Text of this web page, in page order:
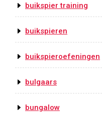
buikspier training
buikspieren
buikspieroefeningen
bulgaars
bungalow